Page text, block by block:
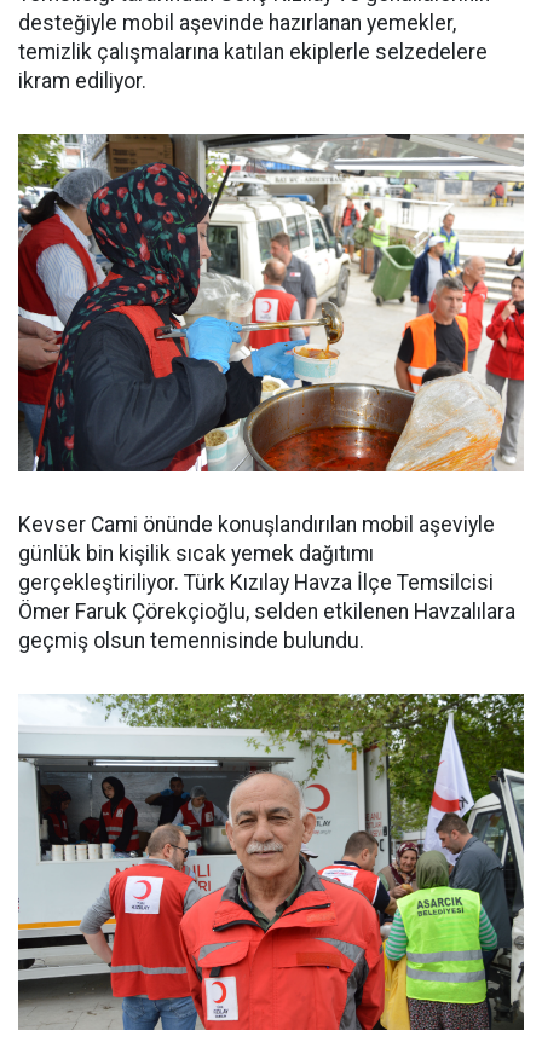
desteğiyle mobil aşevinde hazırlanan yemekler,
temizlik çalışmalarına katılan ekiplerle selzedelere
ikram ediliyor.
Kevser Cami önünde konuşlandırılan mobil aşeviyle
günlük bin kişilik sıcak yemek dağıtımı
gerçekleştiriliyor. Türk Kızılay Havza İlçe Temsilcisi
Ömer Faruk Çörekçioğlu, selden etkilenen Havzalılara
geçmiş olsun temennisinde bulundu.